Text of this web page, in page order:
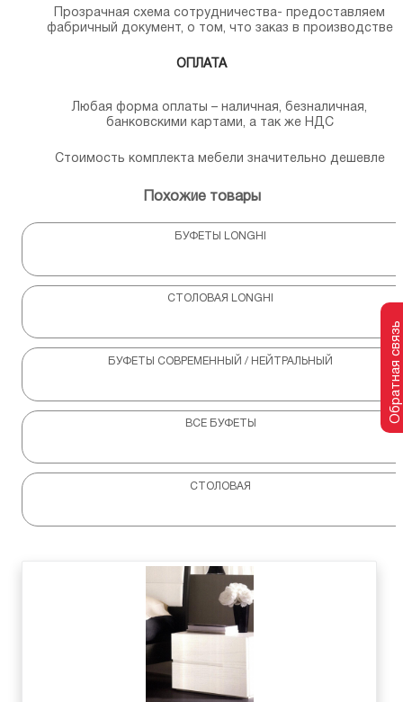
Прозрачная схема сотрудничества- предоставляем
фабричный документ, о том, что заказ в производстве
ОПЛАТА
Любая форма оплаты – наличная, безналичная,
банковскими картами, а так же НДС
Стоимость комплекта мебели значительно дешевле
Похожие товары
БУФЕТЫ LONGHI
СТОЛОВАЯ LONGHI
БУФЕТЫ СОВРЕМЕННЫЙ / НЕЙТРАЛЬНЫЙ
ВСЕ БУФЕТЫ
СТОЛОВАЯ
Обратная связь